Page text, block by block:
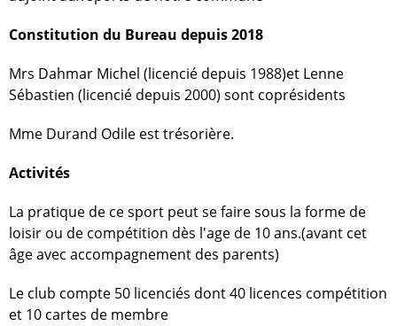
Constitution du Bureau depuis 2018
Mrs Dahmar Michel (licencié depuis 1988)et Lenne
Sébastien (licencié depuis 2000) sont coprésidents
Mme Durand Odile est trésorière.
Activités
La pratique de ce sport peut se faire sous la forme de
loisir ou de compétition dès l'age de 10 ans.(avant cet
âge avec accompagnement des parents)
Le club compte 50 licenciés dont 40 licences compétition
et 10 cartes de membre